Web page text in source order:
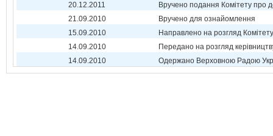
20.12.2011
Вручено подання Комітету про
21.09.2010
Вручено для ознайомлення
15.09.2010
Направлено на розгляд Комітету
14.09.2010
Передано на розгляд
14.09.2010
Одержано Верховною Радою